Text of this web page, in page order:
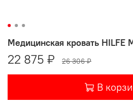
Медицинская кровать HILFE
22 875 ₽ 26 306 ₽
В